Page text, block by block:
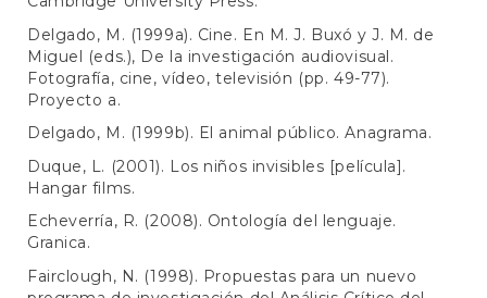
Delgado, M. (1999a). Cine. En M. J. Buxó y J. M. de
Miguel (eds.), De la investigación audiovisual.
Fotografía, cine, vídeo, televisión (pp. 49-77).
Proyecto a.
Delgado, M. (1999b). El animal público. Anagrama.
Duque, L. (2001). Los niños invisibles [película].
Hangar films.
Echeverría, R. (2008). Ontología del lenguaje.
Granica.
Fairclough, N. (1998). Propuestas para un nuevo